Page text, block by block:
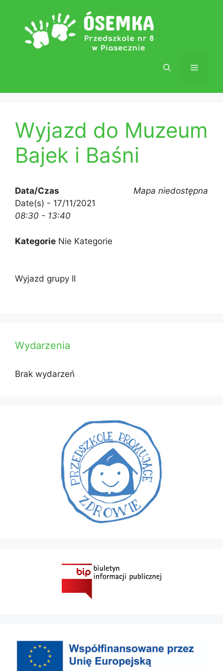
Menu
Wyjazd do Muzeum
Bajek i Baśni
Mapa niedostępna
Data/Czas
Date(s) - 17/11/2021
08:30 - 13:40
Kategorie Nie Kategorie
Wyjazd grupy II
Wydarzenia
Brak wydarzeń